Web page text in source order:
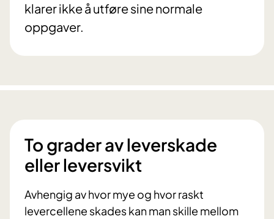
klarer ikke å utføre sine normale
oppgaver.
To grader av leverskade
eller leversvikt
Avhengig av hvor mye og hvor raskt
levercellene skades kan man skille mellom